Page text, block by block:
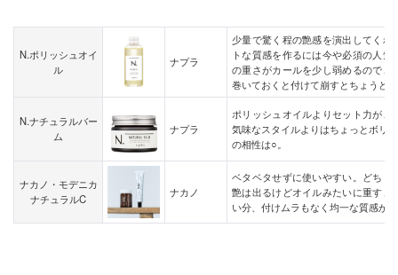
N.ポリッシュオイ
ル
ナプラ
少量で驚く程の艶感を演出してく
トな質感を作るには今や必須の人
の重さがカールを少し弱めるので、
巻いておくと付けて崩すとちょうど
N.ナチュラルバー
ム
ナプラ
ポリッシュオイルよりセット力が、
気味なスタイルよりはちょっとボリ
の相性は○。
ナカノ・モデニカ
ナチュラルC
ナカノ
ベタベタせずに使いやすい。どちら
艶は出るけどオイルみたいに重すぎ
い分、付けムラもなく均一な質感が